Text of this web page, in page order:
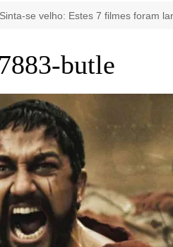
Livros
Game Review
Sinta-se velho: Estes 7 filmes foram
butle